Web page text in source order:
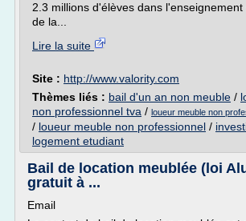
2.3 millions d'élèves dans
de la...
Lire la suite
Site : http://www.valority.com
Thèmes liés : bail d'un an non meuble /
non professionnel tva / loueur meuble non
/ loueur meuble non professionnel /
logement etudiant
Bail de location meublée (loi
gratuit à ...
Email